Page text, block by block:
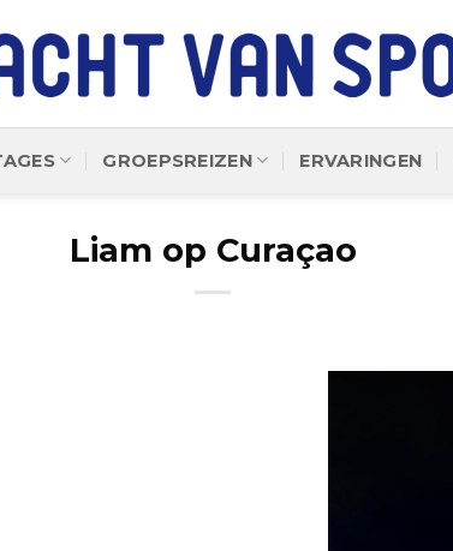
GROEPSREIZEN ERVARINGEN
Liam op Curaçao